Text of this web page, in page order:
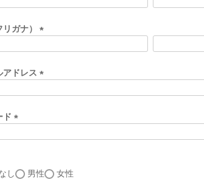
リガナ）
須
)
アドレス
)
ド
)
し
男性 女性